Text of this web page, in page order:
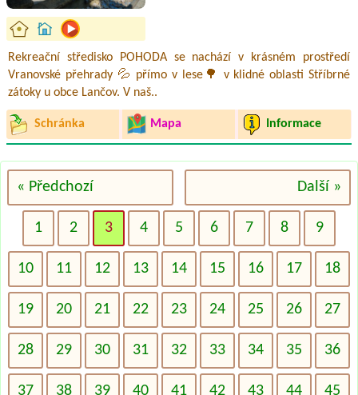
Rekreační středisko POHODA se nachází v krásném prostředí
Vranovské přehrady 💦 přímo v lese🌳 v klidné oblasti Stříbrné
zátoky u obce Lančov. V naš..
Schránka Mapa Informace
« Předchozí Další »
1 2 3 4 5 6 7 8 9
10 11 12 13 14 15 16 17 18
19 20 21 22 23 24 25 26 27
28 29 30 31 32 33 34 35 36
37 38 39 40 41 42 43 44 45